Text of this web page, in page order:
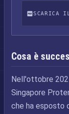
SCARICA
Cosa è
Nell'ottobre
Singapore
che ha esposto